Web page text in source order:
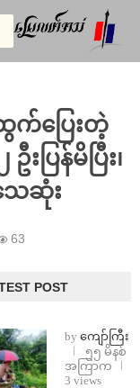
က်ပြေးတဲ့
ပြန်မိပြီး၊
ေဆုံး
63
POST
by ကျော်ကြီး
၅၅ မိနစ်
အကြာက
3 views